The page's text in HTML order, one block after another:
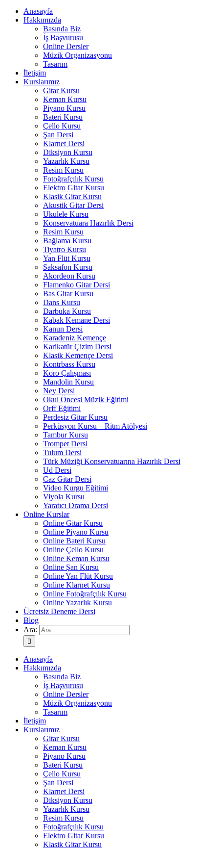
Anasayfa
Hakkımızda
Basında Biz
İş Başvurusu
Online Dersler
Müzik Organizasyonu
Tasarım
İletişim
Kurslarımız
Gitar Kursu
Keman Kursu
Piyano Kursu
Bateri Kursu
Çello Kursu
Şan Dersi
Klarnet Dersi
Diksiyon Kursu
Yazarlık Kursu
Resim Kursu
Fotoğrafçılık Kursu
Elektro Gitar Kursu
Klasik Gitar Kursu
Akustik Gitar Dersi
Ukulele Kursu
Konservatuara Hazırlık Dersi
Resim Kursu
Bağlama Kursu
Tiyatro Kursu
Yan Flüt Kursu
Saksafon Kursu
Akordeon Kursu
Flamenko Gitar Dersi
Bas Gitar Kursu
Dans Kursu
Darbuka Kursu
Kabak Kemane Dersi
Kanun Dersi
Karadeniz Kemençe
Karikatür Çizim Dersi
Klasik Kemençe Dersi
Kontrbass Kursu
Koro Çalışması
Mandolin Kursu
Ney Dersi
Okul Öncesi Müzik Eğitimi
Orff Eğitimi
Perdesiz Gitar Kursu
Perküsyon Kursu – Ritm Atölyesi
Tambur Kursu
Trompet Dersi
Tulum Dersi
Türk Müziği Konservatuarına Hazırlık Dersi
Ud Dersi
Caz Gitar Dersi
Video Kurgu Eğitimi
Viyola Kursu
Yaratıcı Drama Dersi
Online Kurslar
Online Gitar Kursu
Online Piyano Kursu
Online Bateri Kursu
Online Çello Kursu
Online Keman Kursu
Online Şan Kursu
Online Yan Flüt Kursu
Online Klarnet Kursu
Online Fotoğrafçılık Kursu
Online Yazarlık Kursu
Ücretsiz Deneme Dersi
Blog
Ara:
Anasayfa
Hakkımızda
Basında Biz
İş Başvurusu
Online Dersler
Müzik Organizasyonu
Tasarım
İletişim
Kurslarımız
Gitar Kursu
Keman Kursu
Piyano Kursu
Bateri Kursu
Çello Kursu
Şan Dersi
Klarnet Dersi
Diksiyon Kursu
Yazarlık Kursu
Resim Kursu
Fotoğrafçılık Kursu
Elektro Gitar Kursu
Klasik Gitar Kursu